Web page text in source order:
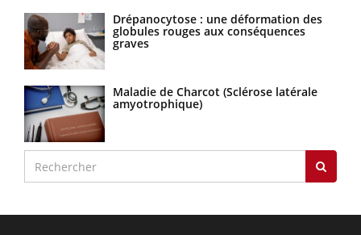
Drépanocytose : une déformation des
globules rouges aux conséquences
graves
Maladie de Charcot (Sclérose latérale
amyotrophique)